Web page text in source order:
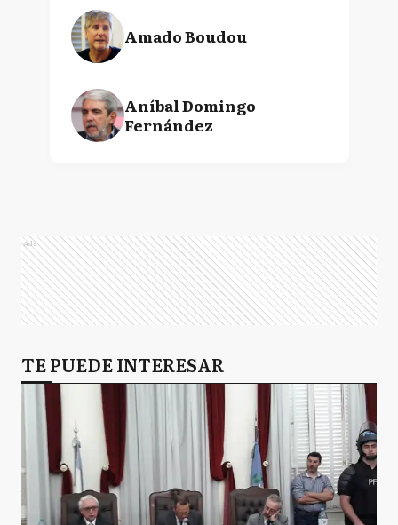
Amado Boudou
Aníbal Domingo
Fernández
Ads
TE PUEDE INTERESAR